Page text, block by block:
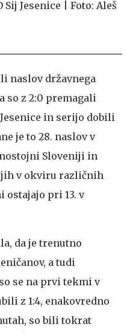
naslov državnega
so z 2:0 premagali
in serijo dobili
je to 28. naslov v
Sloveniji in
jih v okviru različnih
ostajajo pri 13. v
da je trenutno
a tudi
se na prvi tekmi v
z 1:4, enakovredno
so bili tokrat